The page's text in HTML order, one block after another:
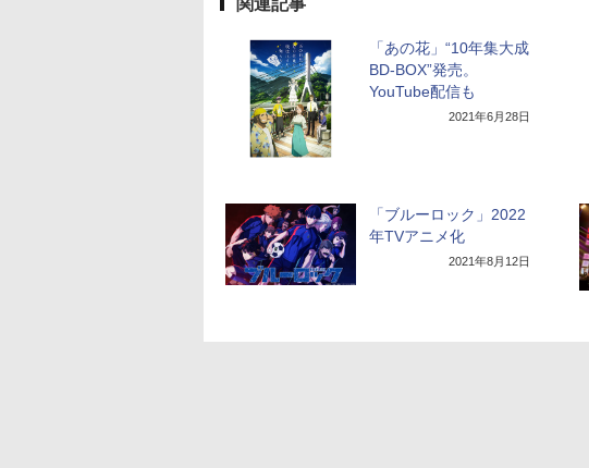
関連記事
「あの花」“10年集大成
BD-BOX”発売。
YouTube配信も
2021年6月28日
「ブルーロック」2022
年TVアニメ化
2021年8月12日